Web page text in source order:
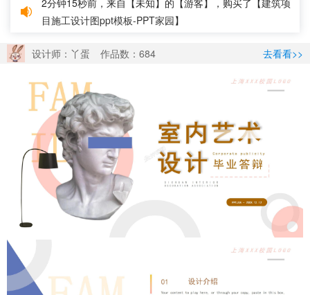
目施工设计图ppt模板-PPT家园 】
3分钟50秒前，来自【未知】的【游客】，购买了【
设计师：丫蛋 作品数：684 去看看>>